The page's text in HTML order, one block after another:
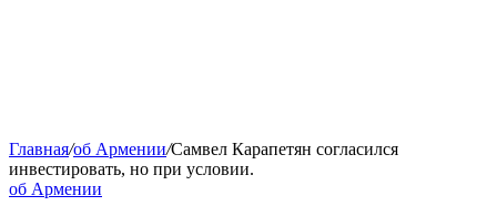
Главная/об Армении/Самвел Карапетян согласился
инвестировать, но при условии.
об Армении